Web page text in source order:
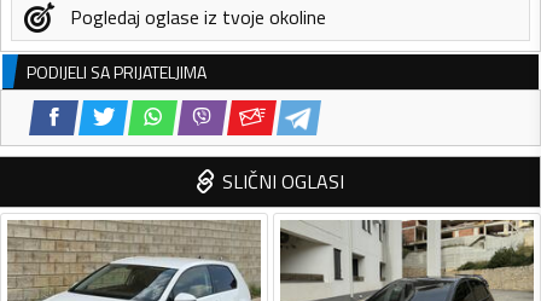
Pogledaj oglase iz tvoje okoline
PODIJELI SA PRIJATELJIMA
SLIČNI OGLASI